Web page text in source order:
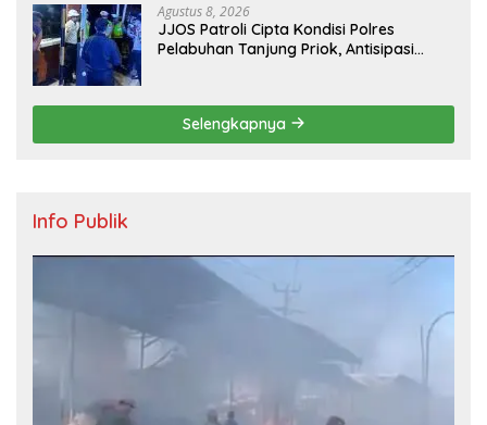
Agustus 8, 2026
JJOS Patroli Cipta Kondisi Polres
Pelabuhan Tanjung Priok, Antisipasi
Selengkapnya
Info Publik